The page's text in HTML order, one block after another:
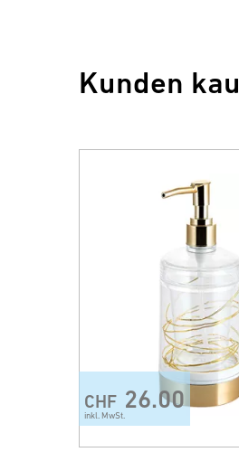
Kunden
CHF 26.00
inkl. MwSt.